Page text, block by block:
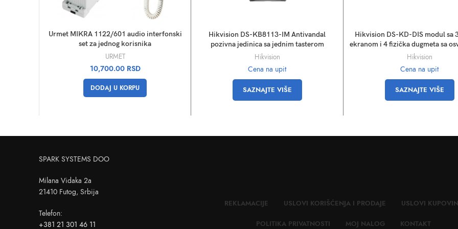
Urmet MIKRA 1122/601 audio interfonski
set za jednog korisnika
URMET
10,700.00 RSD
DODAJ U KORPU
Hikvision DS-KB8113-IM Antivandal
pozivna jedinica sa jednim tasterom
Hikvision
Cena na upit
SAZNAJTE VIŠE
Hikvision DS-KD-DIS modul sa
ekranom i 4 fizička dugmeta sa
Hikvision
Cena na upit
SAZNAJTE VIŠE
SPARK SYSTEMS DOO
Milana Vidaka 2a
21410 Futog, Srbija
Telefon:
+381 21 301 46 11
REKLAMACIJE USLOVI KORIŠĆENJA I PRODAJE USLOVI
POLITIKA PRIVATNOSTI MOJ NALOG KONTAKT